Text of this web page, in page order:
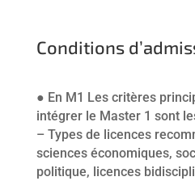
Conditions
● En M1 Les critères
intégrer le Master 1 sont
– Types de licences
sciences économiques,
politique, licences